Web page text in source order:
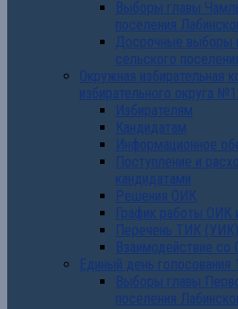
Выборы главы
поселения
Досрочные выборы
сельского
Окружная избирательная
избирательного округа
Избирателям
Кандидатам
Информационное
Поступление и
кандидатами
Решения ОИК
График работы ОИК
Перечень ТИК
Взаимодействие
Единый день голосования
Выборы главы
поселения